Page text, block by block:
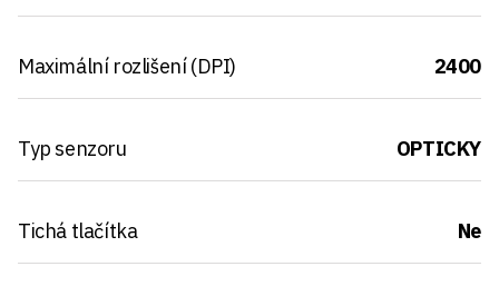
Maximální rozlišení (DPI) 2400
Typ senzoru OPTICKY
Tichá tlačítka Ne